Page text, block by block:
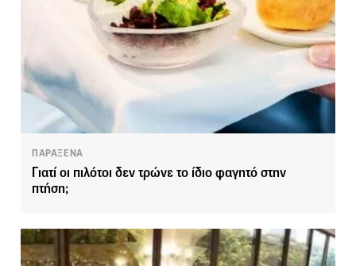
ΠΑΡΑΞΕΝΑ
Γιατί οι πιλότοι δεν τρώνε το ίδιο φαγητό στην
πτήση;